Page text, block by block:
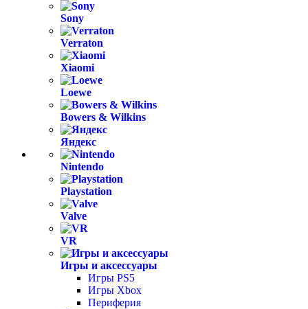
Sony
Verraton
Xiaomi
Loewe
Bowers & Wilkins
Яндекс
Nintendo
Playstation
Valve
VR
Игры и аксессуары
Игры PS5
Игры Xbox
Периферия